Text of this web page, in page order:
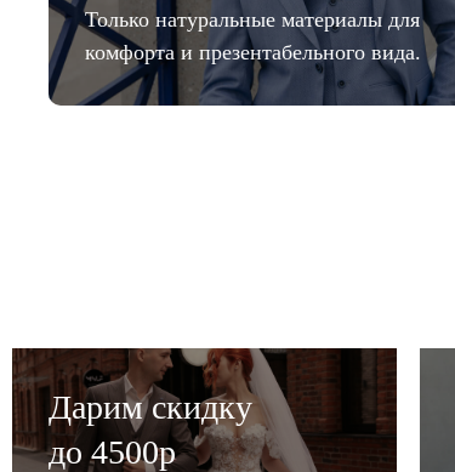
Только натуральные материалы для
комфорта и презентабельного вида.
Дарим скидку
до 4500р